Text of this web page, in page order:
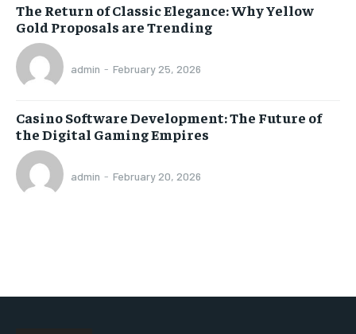
The Return of Classic Elegance: Why Yellow
Gold Proposals are Trending
admin - February 25, 2026
Casino Software Development: The Future of
the Digital Gaming Empires
admin - February 20, 2026